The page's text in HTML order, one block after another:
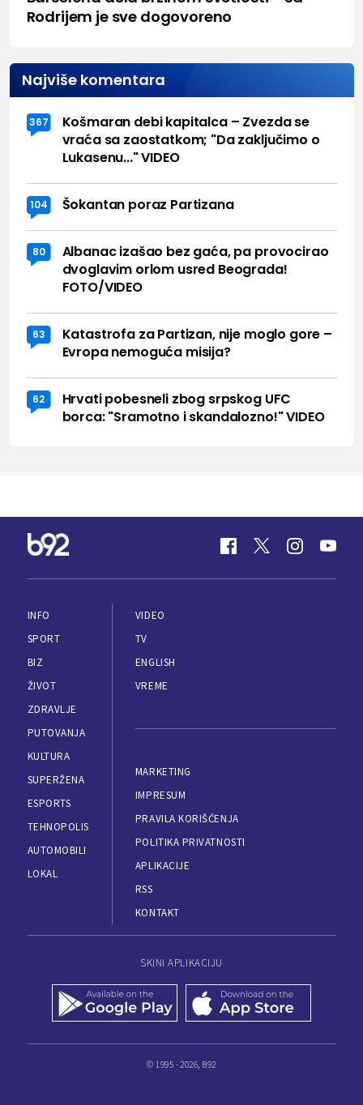
Rodrijem je sve dogovoreno
Najviše komentara
367
Košmaran debi kapitalca – Zvezda se
vraća sa zaostatkom; "Da zaključimo o
Lukasenu..." VIDEO
104 Šokantan poraz Partizana
80
Albanac izašao bez gaća, pa provocirao
dvoglavim orlom usred Beograda!
FOTO/VIDEO
63
Katastrofa za Partizan, nije moglo gore –
Evropa nemoguća misija?
62
Hrvati pobesneli zbog srpskog UFC
borca: "Sramotno i skandalozno!" VIDEO
INFO
SPORT
BIZ
ŽIVOT
ZDRAVLJE
PUTOVANJA
KULTURA
SUPERŽENA
ESPORTS
TEHNOPOLIS
AUTOMOBILI
LOKAL
VIDEO
TV
ENGLISH
VREME
MARKETING
IMPRESUM
PRAVILA KORIŠĆENJA
POLITIKA PRIVATNOSTI
APLIKACIJE
RSS
KONTAKT
SKINI APLIKACIJU
© 1995 - 2026, B92